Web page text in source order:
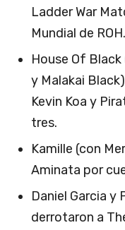
Ladder War
Mundial de ROH.
House Of
y Malakai
Kevin Koa y
tres.
Kamille (con
Aminata por
Daniel Garcia y
derrotaron a